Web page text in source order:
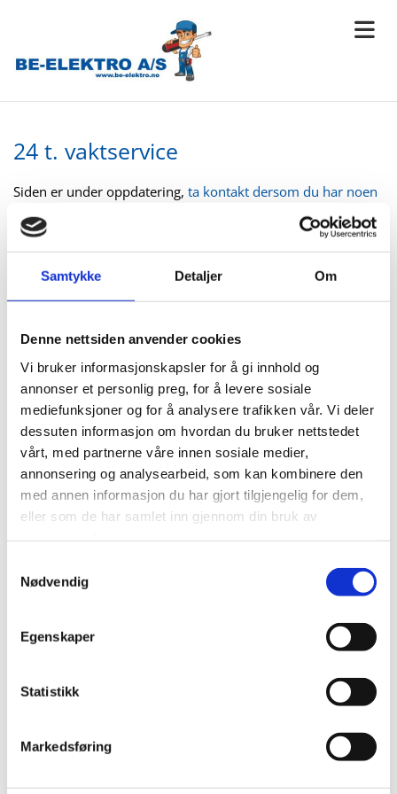
Samtykke Detaljer Om
Denne nettsiden anvender cookies
Vi bruker informasjonskapsler for å gi innhold og
annonser et personlig preg, for å levere sosiale
mediefunksjoner og for å analysere trafikken vår. Vi deler
dessuten informasjon om hvordan du bruker nettstedet
vårt, med partnerne våre innen sosiale medier,
annonsering og analysearbeid, som kan kombinere den
med annen informasjon du har gjort tilgjengelig for dem,
eller som de har samlet inn gjennom din bruk av
Nødvendig
Egenskaper
Statistikk
Markedsføring
24 t. vaktservice
Siden er under oppdatering, ta kontakt dersom du har noen